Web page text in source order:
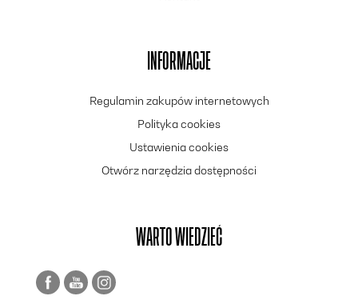
INFORMACJE
Regulamin zakupów internetowych
Polityka cookies
Ustawienia cookies
Otwórz narzędzia dostępności
WARTO WIEDZIEĆ